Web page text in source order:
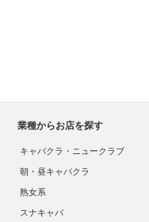
業種からお店を探す
キャバクラ・ニュークラブ
朝・昼キャバクラ
熟女系
スナキャバ